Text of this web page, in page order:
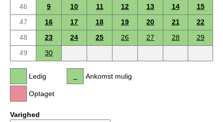
46
9 10 11 12 13 14
15
47
16 17 18 19 20 21
22
48
23 24 25 26 27 28
29
49
30
Ledig
Optaget
Ankomst mulig
Varighed